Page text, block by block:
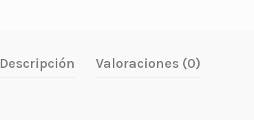
Descripción Valoraciones (0)